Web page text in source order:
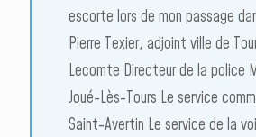
escorte lors de mon passage
Pierre Texier, adjoint ville de
Lecomte Directeur de la police
Joué-Lès-Tours Le service
Saint-Avertin Le service de la